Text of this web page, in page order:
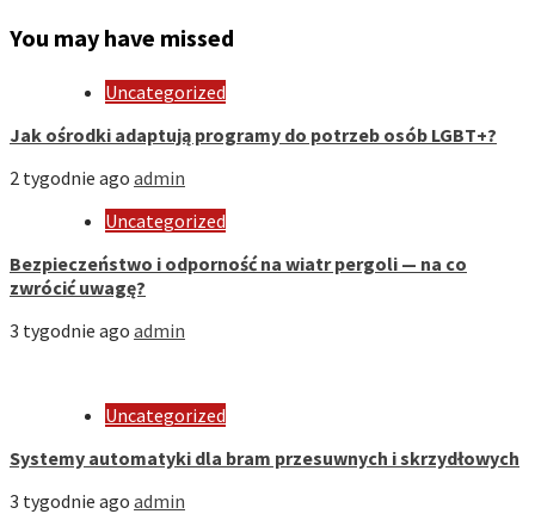
You may have missed
Uncategorized
Jak ośrodki adaptują programy do potrzeb osób LGBT+?
2 tygodnie ago admin
Uncategorized
Bezpieczeństwo i odporność na wiatr pergoli — na co
zwrócić uwagę?
3 tygodnie ago admin
Uncategorized
Systemy automatyki dla bram przesuwnych i skrzydłowych
3 tygodnie ago admin